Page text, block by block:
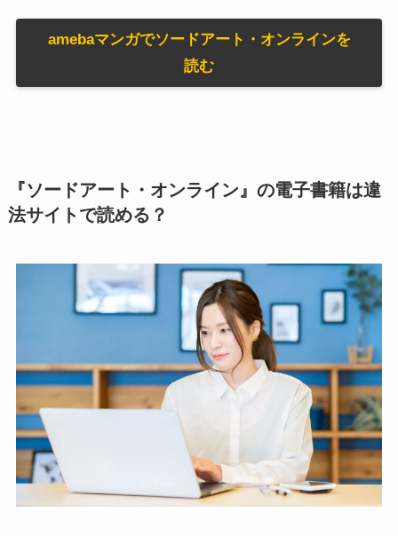
amebaマンガでソードアート・オンラインを
読む
『ソードアート・オンライン』の電子書籍は違
法サイトで読める？